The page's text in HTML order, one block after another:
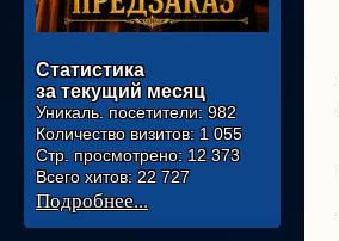
Статистика
за текущий месяц
Уникаль. посетители:982
Количество визитов: 1 055
Стр. просмотрено: 12 373
Всего хитов:22 727
Подробнее...